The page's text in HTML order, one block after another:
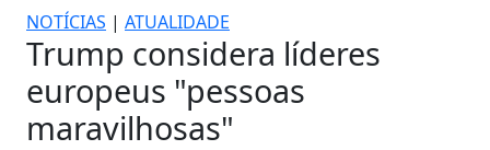
NOTÍCIAS | ATUALIDADE
Trump considera líderes
europeus "pessoas
maravilhosas"